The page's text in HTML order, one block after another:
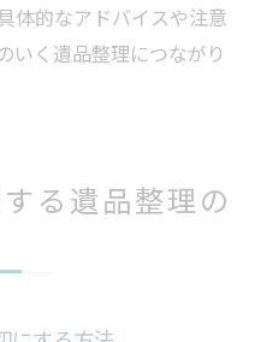
体的なアドバイスや注意
いく遺品整理につながり
る遺品整理の